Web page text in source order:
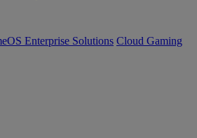
Enterprise Solutions Cloud Gaming